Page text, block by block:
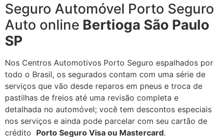
Seguro Automóvel Porto Seguro
Auto online Bertioga São Paulo
SP
Nos Centros Automotivos Porto Seguro espalhados por
todo o Brasil, os segurados contam com uma série de
serviços que vão desde reparos em pneus e troca de
pastilhas de freios até uma revisão completa e
detalhada no automóvel; você tem descontos especiais
nos serviços e ainda pode parcelar com seu cartão de
crédito Porto Seguro Visa ou Mastercard.